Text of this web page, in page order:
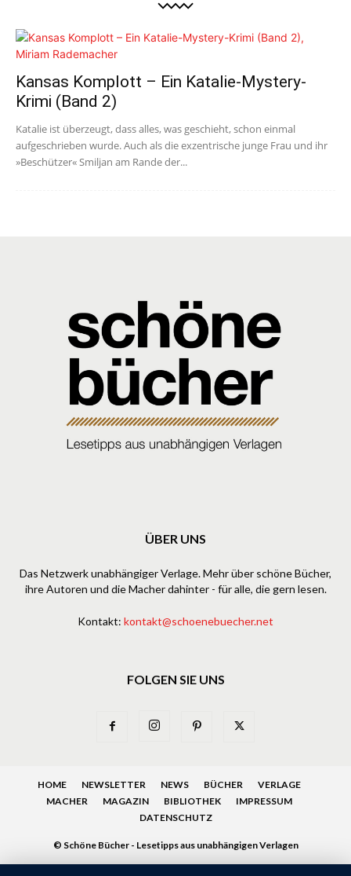
Kansas Komplott – Ein Katalie-Mystery-
Krimi (Band 2)
Katalie ist überzeugt, dass alles, was geschieht, schon einmal
aufgeschrieben wurde. Auch als die exzentrische junge Frau und ihr
»Beschützer« Smiljan am Rande der...
ÜBER UNS
Das Netzwerk unabhängiger Verlage. Mehr über schöne Bücher,
ihre Autoren und die Macher dahinter - für alle, die gern lesen.
Kontakt: kontakt@schoenebuecher.net
FOLGEN SIE UNS
HOME NEWSLETTER NEWS BÜCHER
VERLAGE
MACHER
MAGAZIN BIBLIOTHEK
IMPRESSUM
DATENSCHUTZ
© Schöne Bücher - Lesetipps aus unabhängigen Verlagen